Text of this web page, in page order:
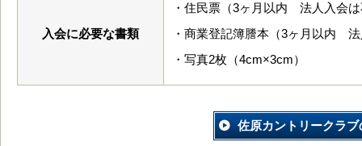
入会に必要な書類
・住民票（3ヶ月以内 法人入会
・商業登記簿謄本（3ヶ月以内
・写真2枚（4cm×3cm）
佐原カントリークラ